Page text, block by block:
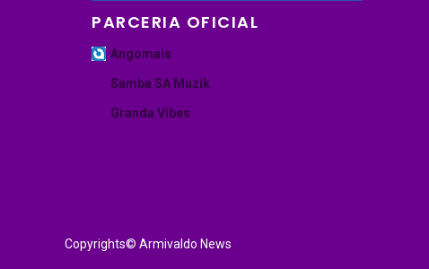
PARCERIA OFICIAL
Angomais
Samba SA Muzik
Granda Vibes
Copyrights© Armivaldo News